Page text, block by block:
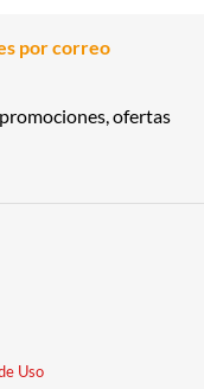
por correo
ofertas
Uso